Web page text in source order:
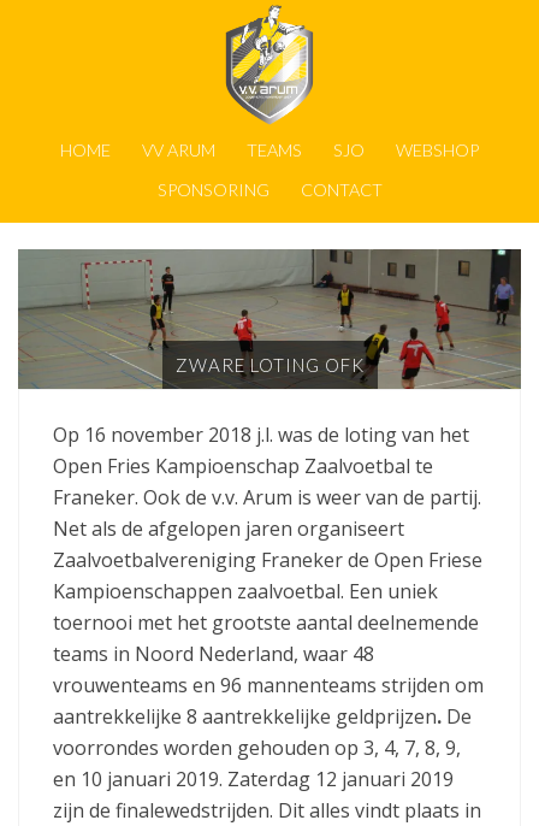
HOME VV ARUM TEAMS SJO
WEBSHOP
SPONSORING
CONTACT
ZWARE LOTING OFK
Op 16 november 2018 j.l. was de loting van het
Open Fries Kampioenschap Zaalvoetbal te
Franeker. Ook de v.v. Arum is weer van de partij.
Net als de afgelopen jaren organiseert
Zaalvoetbalvereniging Franeker de Open Friese
Kampioenschappen zaalvoetbal. Een uniek
toernooi met het grootste aantal deelnemende
teams in Noord Nederland, waar 48
vrouwenteams en 96 mannenteams strijden om
aantrekkelijke 8 aantrekkelijke geldprijzen. De
voorrondes worden gehouden op 3, 4, 7, 8, 9,
en 10 januari 2019. Zaterdag 12 januari 2019
zijn de finalewedstrijden. Dit alles vindt plaats in